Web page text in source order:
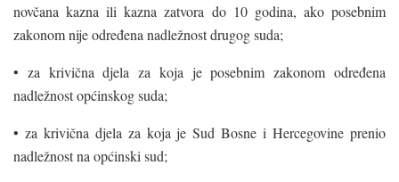
novčana kazna ili kazna zatvora do 10 godina, ako posebnim
zakonom nije određena nadležnost drugog suda;
• za krivična djela za koja je posebnim zakonom određena
nadležnost općinskog suda;
• za krivična djela za koja je Sud Bosne i Hercegovine prenio
nadležnost na općinski sud;